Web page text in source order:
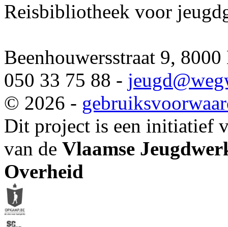
Reisbibliotheek voor
Beenhouwersstraat 9,
050 33 75 88 - jeugd
© 2026 -
Dit project is een initiatief
van de Vlaamse
Overheid